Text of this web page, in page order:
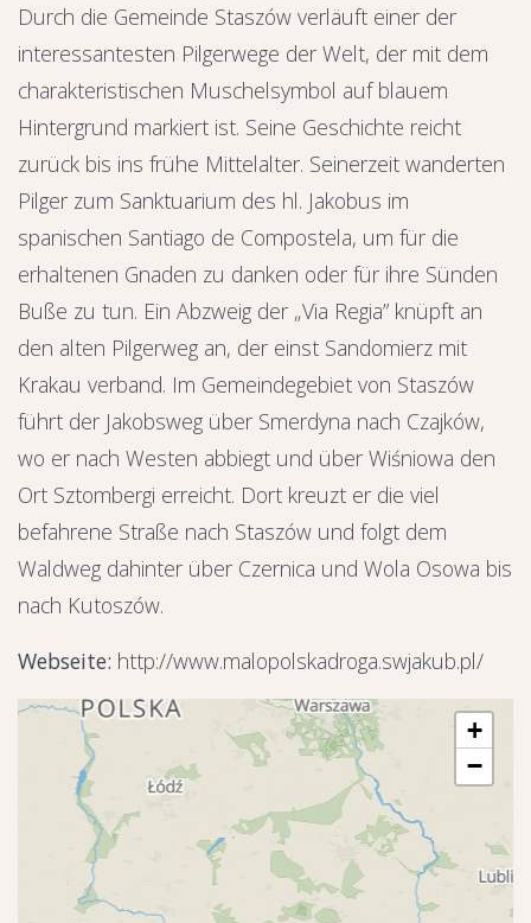
Durch die Gemeinde Staszów verläuft einer der
interessantesten Pilgerwege der Welt, der mit dem
charakteristischen Muschelsymbol auf blauem
Hintergrund markiert ist. Seine Geschichte reicht
zurück bis ins frühe Mittelalter. Seinerzeit wanderten
Pilger zum Sanktuarium des hl. Jakobus im
spanischen Santiago de Compostela, um für die
erhaltenen Gnaden zu danken oder für ihre Sünden
Buße zu tun. Ein Abzweig der „Via Regia” knüpft an
den alten Pilgerweg an, der einst Sandomierz mit
Krakau verband. Im Gemeindegebiet von Staszów
führt der Jakobsweg über Smerdyna nach Czajków,
wo er nach Westen abbiegt und über Wiśniowa den
Ort Sztombergi erreicht. Dort kreuzt er die viel
befahrene Straße nach Staszów und folgt dem
Waldweg dahinter über Czernica und Wola Osowa bis
nach Kutoszów.
Webseite: http://www.malopolskadroga.swjakub.pl/
+
−